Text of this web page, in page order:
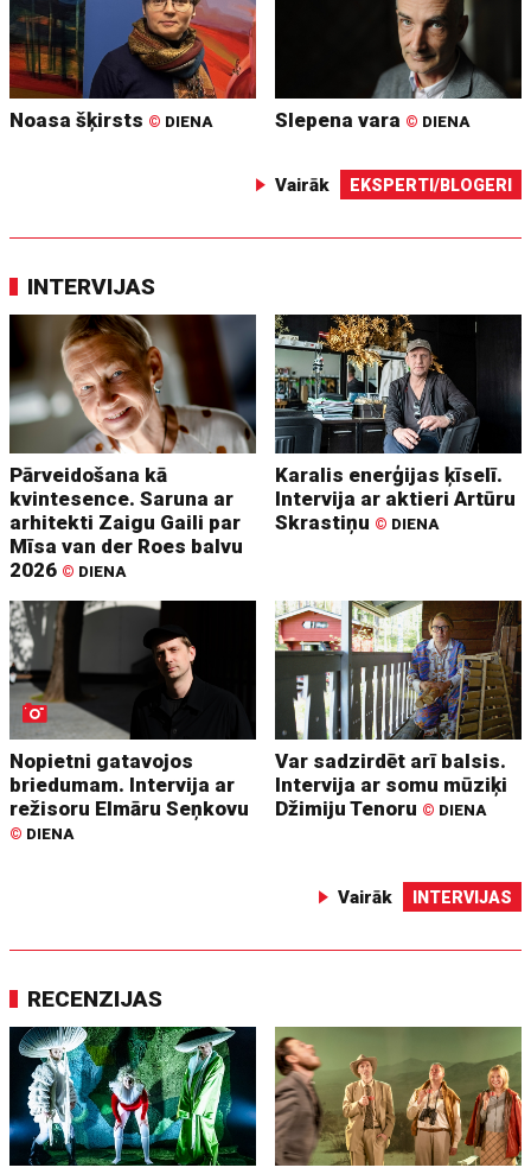
Noasa šķirsts © DIENA Slepena vara © DIENA
Vairāk EKSPERTI/BLOGERI
INTERVIJAS
Pārveidošana kā
kvintesence. Saruna ar
arhitekti Zaigu Gaili par
Mīsa van der Roes balvu
2026 © DIENA
Karalis enerģijas ķīselī.
Intervija ar aktieri Artūru
Skrastiņu © DIENA
Nopietni gatavojos
briedumam. Intervija ar
režisoru Elmāru Seņkovu
© DIENA
Var sadzirdēt arī balsis.
Intervija ar somu mūziķi
Džimiju Tenoru © DIENA
Vairāk INTERVIJAS
RECENZIJAS